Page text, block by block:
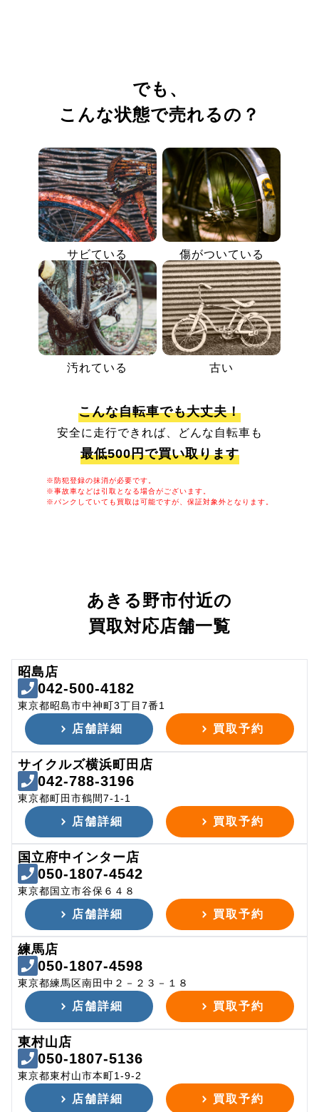
でも、
こんな状態で売れるの？
サビている 傷がついている
汚れている 古い
こんな自転車でも大丈夫！
安全に走行できれば、どんな自転車も
最低500円で買い取ります
※防犯登録の抹消が必要です。
※事故車などは引取となる場合がございます。
※パンクしていても買取は可能ですが、保証対象外となります。
あきる野市付近の
買取対応店舗一覧
昭島店
042-500-4182
東京都昭島市中神町3丁目7番1
店舗詳細 買取予約
サイクルズ横浜町田店
042-788-3196
東京都町田市鶴間7-1-1
店舗詳細 買取予約
国立府中インター店
050-1807-4542
東京都国立市谷保６４８
店舗詳細 買取予約
練馬店
050-1807-4598
東京都練馬区南田中２－２３－１８
店舗詳細 買取予約
東村山店
050-1807-5136
東京都東村山市本町1-9-2
店舗詳細 買取予約